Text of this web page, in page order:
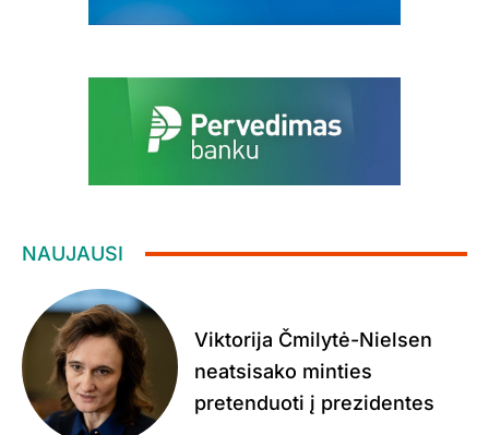
NAUJAUSI
Viktorija Čmilytė-Nielsen
neatsisako minties
pretenduoti į prezidentes